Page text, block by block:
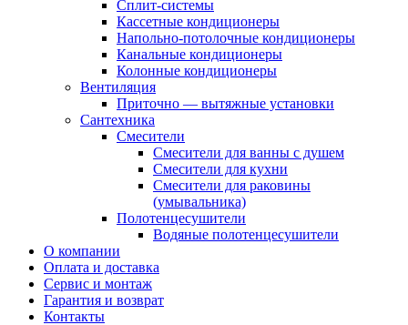
Сплит-системы
Кассетные кондиционеры
Напольно-потолочные кондиционеры
Канальные кондиционеры
Колонные кондиционеры
Вентиляция
Приточно — вытяжные установки
Сантехника
Смесители
Смесители для ванны с душем
Смесители для кухни
Смесители для раковины
(умывальника)
Полотенцесушители
Водяные полотенцесушители
О компании
Оплата и доставка
Сервис и монтаж
Гарантия и возврат
Контакты